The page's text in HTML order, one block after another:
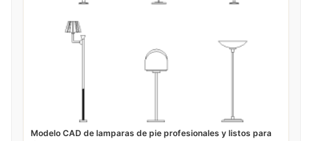
Modelo CAD de lamparas de pie profesionales y listos para